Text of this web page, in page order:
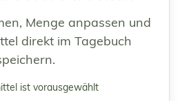
Menge anpassen und
direkt im Tagebuch
ist vorausgewählt